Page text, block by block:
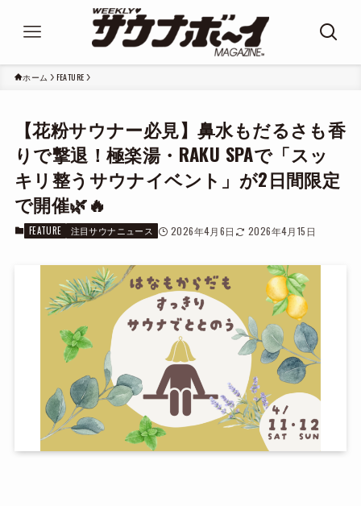
ホーム FEATURE
【花粉サウナー必見】鼻水もだるさも香
りで撃退！極楽湯・RAKU SPAで「スッ
キリ整うサウナイベント」が2日間限定
で開催🌿🔥
FEATURE 注目サウナニュース 2026年4月6日 2026年4月15日